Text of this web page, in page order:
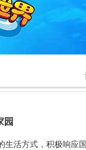
园
生活方式，积极响应